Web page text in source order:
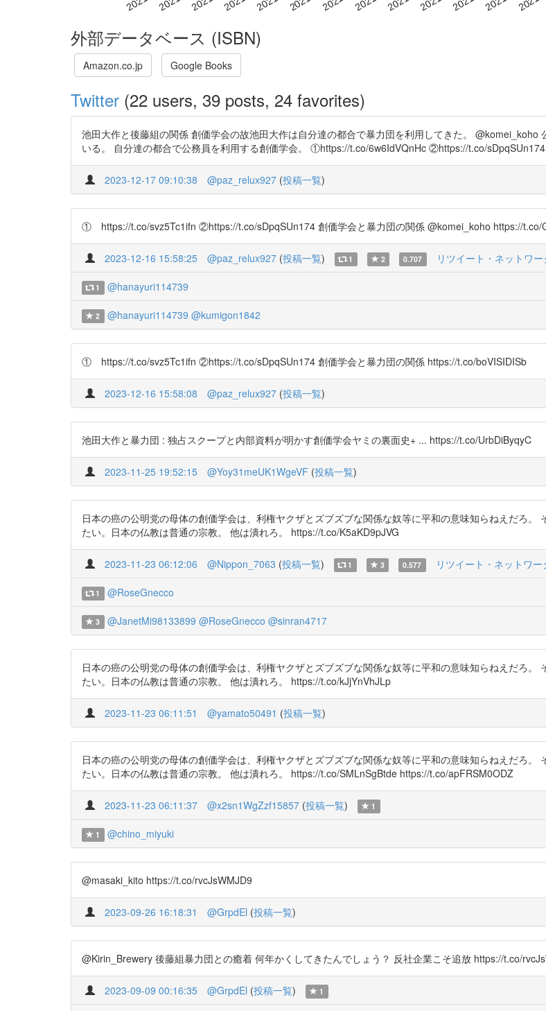
外部データベース (ISBN)
Amazon.co.jp Google Books
Twitter (22 users, 39 posts, 24 favorites)
池田大作と後藤組の関係 創価学会の故池田大作は自分達の都合で暴力団を利用してきた。
いる。 自分達の都合で公務員を利用する創価学会。 ①https://t.co/6w6IdVQnHc ②https://t.co/
2023-12-17 09:10:38 @paz_relux927 (投稿一覧)
① https://t.co/svz5Tc1ifn ②https://t.co/sDpqSUn174 創価学会と暴力団の関係 @komei_koho https://t.co/
2023-12-16 15:58:25 @paz_relux927 (投稿一覧) 1 2 0.707 リツイート・ネットワ
1 @hanayuri114739
2 @hanayuri114739 @kumigon1842
① https://t.co/svz5Tc1ifn ②https://t.co/sDpqSUn174 創価学会と暴力団の関係 https://t.co/boVISIDISb
2023-12-16 15:58:08 @paz_relux927 (投稿一覧)
池田大作と暴力団 : 独占スクープと内部資料が明かす創価学会ヤミの裏面史+ ... https://t.co/UrbDiByqyC
2023-11-25 19:52:15 @Yoy31meUK1WgeVF (投稿一覧)
日本の癌の公明党の母体の創価学会は、利権ヤクザとズブズブな関係な奴等に平和の意味知らねえだろ
たい。日本の仏教は普通の宗教。 他は潰れろ。 https://t.co/K5aKD9pJVG
2023-11-23 06:12:06 @Nippon_7063 (投稿一覧) 1 3 0.577 リツイート・ネットワー
1 @RoseGnecco
3 @JanetMi98133899 @RoseGnecco @sinran4717
日本の癌の公明党の母体の創価学会は、利権ヤクザとズブズブな関係な奴等に平和の意味知らねえだろ
たい。日本の仏教は普通の宗教。 他は潰れろ。 https://t.co/kJjYnVhJLp
2023-11-23 06:11:51 @yamato50491 (投稿一覧)
日本の癌の公明党の母体の創価学会は、利権ヤクザとズブズブな関係な奴等に平和の意味知らねえだろ
たい。日本の仏教は普通の宗教。 他は潰れろ。 https://t.co/SMLnSgBtde https://t.co/apFRSM0ODZ
2023-11-23 06:11:37 @x2sn1WgZzf15857 (投稿一覧) 1
1 @chino_miyuki
@masaki_kito https://t.co/rvcJsWMJD9
2023-09-26 16:18:31 @GrpdEl (投稿一覧)
@Kirin_Brewery 後藤組暴力団との癒着 何年かくしてきたんでしょう？ 反社企業こそ追放 https://t.co/
2023-09-09 00:16:35 @GrpdEl (投稿一覧) 1